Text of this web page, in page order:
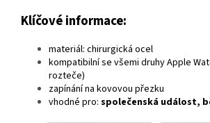
Klíčové informace:
materiál: chirurgická ocel
kompatibilní se všemi druhy Apple
rozteče)
zapínání na kovovou přezku
vhodné pro: společenská událost,